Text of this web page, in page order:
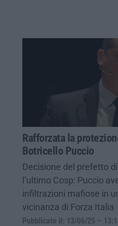
Rafforzata la
Botricello Puccio
Decisione del prefetto
l’ultimo Cosp: Puccio
infiltrazioni mafiose in
vicinanza di Forza Italia
Pubblicato il: 13/06/25 –